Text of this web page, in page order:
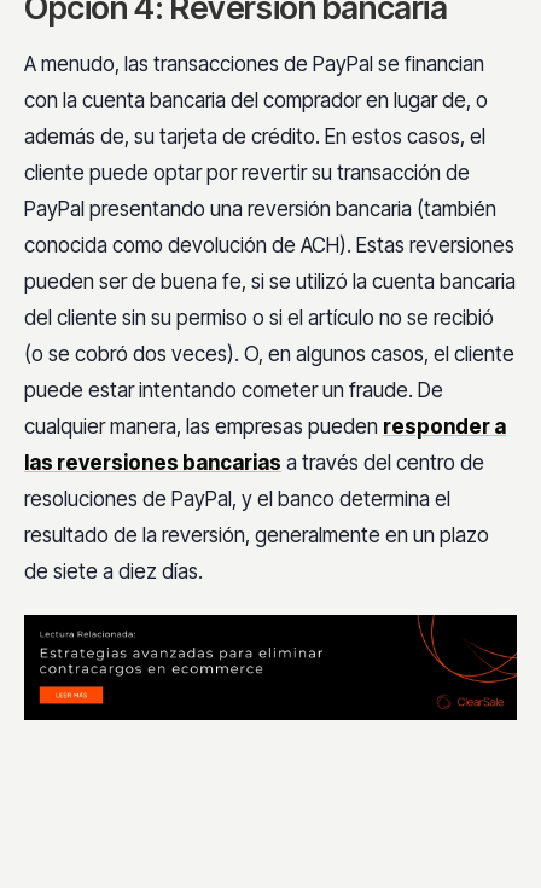
Opción 4: Reversión bancaria
A menudo, las transacciones de PayPal se financian
con la cuenta bancaria del comprador en lugar de, o
además de, su tarjeta de crédito. En estos casos, el
cliente puede optar por revertir su transacción de
PayPal presentando una reversión bancaria (también
conocida como devolución de ACH). Estas reversiones
pueden ser de buena fe, si se utilizó la cuenta bancaria
del cliente sin su permiso o si el artículo no se recibió
(o se cobró dos veces). O, en algunos casos, el cliente
puede estar intentando cometer un fraude. De
cualquier manera, las empresas pueden responder a
las reversiones bancarias a través del centro de
resoluciones de PayPal, y el banco determina el
resultado de la reversión, generalmente en un plazo
de siete a diez días.